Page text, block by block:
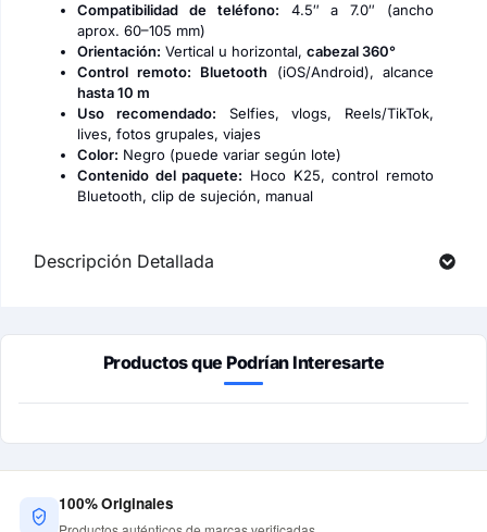
Compatibilidad de teléfono: 4.5″ a 7.0″ (ancho
aprox. 60–105 mm)
Orientación: Vertical u horizontal, cabezal 360°
Control remoto:
Bluetooth (iOS/Android), alcance
hasta 10 m
Uso recomendado: Selfies, vlogs, Reels/TikTok,
lives, fotos grupales, viajes
Color: Negro (puede variar según lote)
Contenido del paquete: Hoco K25, control remoto
Bluetooth, clip de sujeción, manual
Descripción Detallada
Productos que Podrían Interesarte
100% Originales